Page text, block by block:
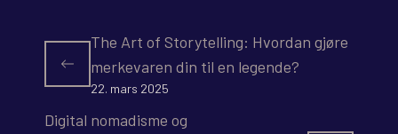
The Art of Storytelling: Hvordan gjøre
merkevaren din til en legende?
22. mars 2025
Digital nomadisme og